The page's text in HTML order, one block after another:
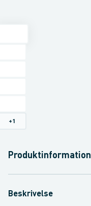
+1
Produktinformation
Beskrivelse